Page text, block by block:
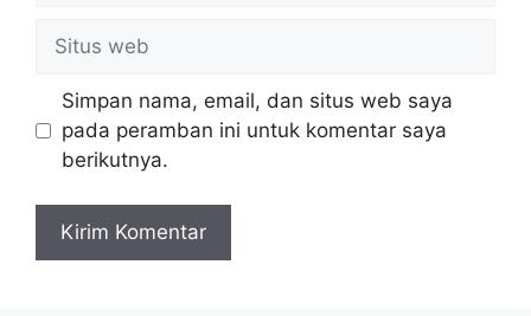
web
Simpan nama, email, dan situs web saya
pada peramban ini untuk komentar saya
berikutnya.